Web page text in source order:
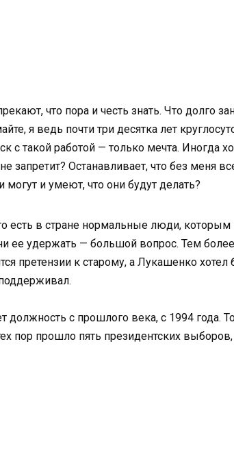
что пора и честь знать. Что долго
я ведь почти три десятка лет
с такой работой — только мечта. Иногда
запретит? Останавливает, что без меня
и умеют, что они будут делать?
есть в стране нормальные люди,
ее удержать — большой вопрос. Тем
претензии к старому, а Лукашенко
должность с прошлого века, с 1994 года.
пор прошло пять президентских